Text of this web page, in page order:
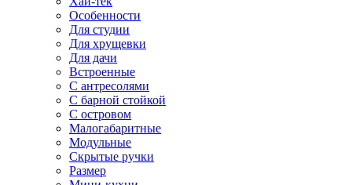
Особенности
Для студии
Для хрущевки
Для дачи
Встроенные
С антресолями
С барной стойкой
С островом
Малогабаритные
Модульные
Скрытые ручки
Размер